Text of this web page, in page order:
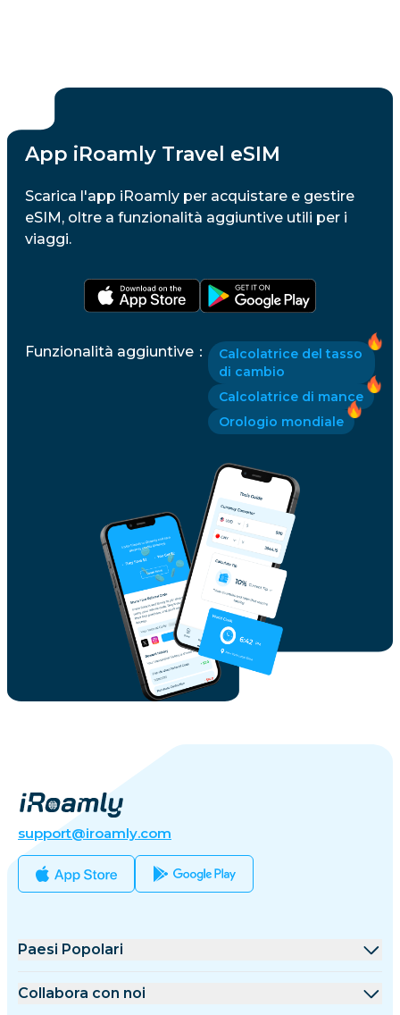
App iRoamly Travel eSIM
Scarica l'app iRoamly per acquistare e gestire
eSIM, oltre a funzionalità aggiuntive utili per i
viaggi.
Funzionalità aggiuntive ：
Calcolatrice del tasso
di cambio
Calcolatrice di mance
Orologio mondiale
support@iroamly.com
Paesi Popolari
Stati Uniti
Collabora con noi